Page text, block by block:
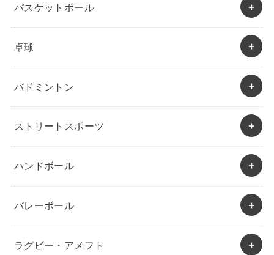
バスケットボール
卓球
バドミントン
ストリートスポーツ
ハンドボール
バレーボール
ラグビー・アメフト